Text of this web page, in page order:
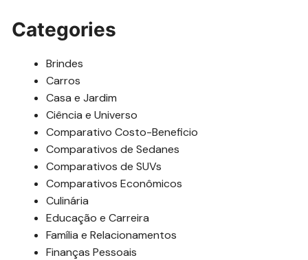
Categories
Brindes
Carros
Casa e Jardim
Ciência e Universo
Comparativo Costo-Beneficio
Comparativos de Sedanes
Comparativos de SUVs
Comparativos Econômicos
Culinária
Educação e Carreira
Família e Relacionamentos
Finanças Pessoais